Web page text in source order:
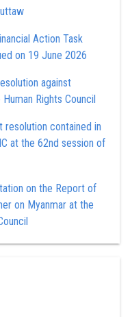
Action Task
on 19 June 2026
against
Rights Council
resolution contained in
at the 62nd session of
on the Report of
on Myanmar at the